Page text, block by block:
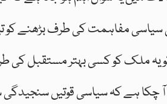
مفاہمت کی طرف بڑھنے کو تیار
یہ ملک کو کسی بہتر مستقبل کی
چکا ہے کہ سیاسی قوتیں سنجیدگی